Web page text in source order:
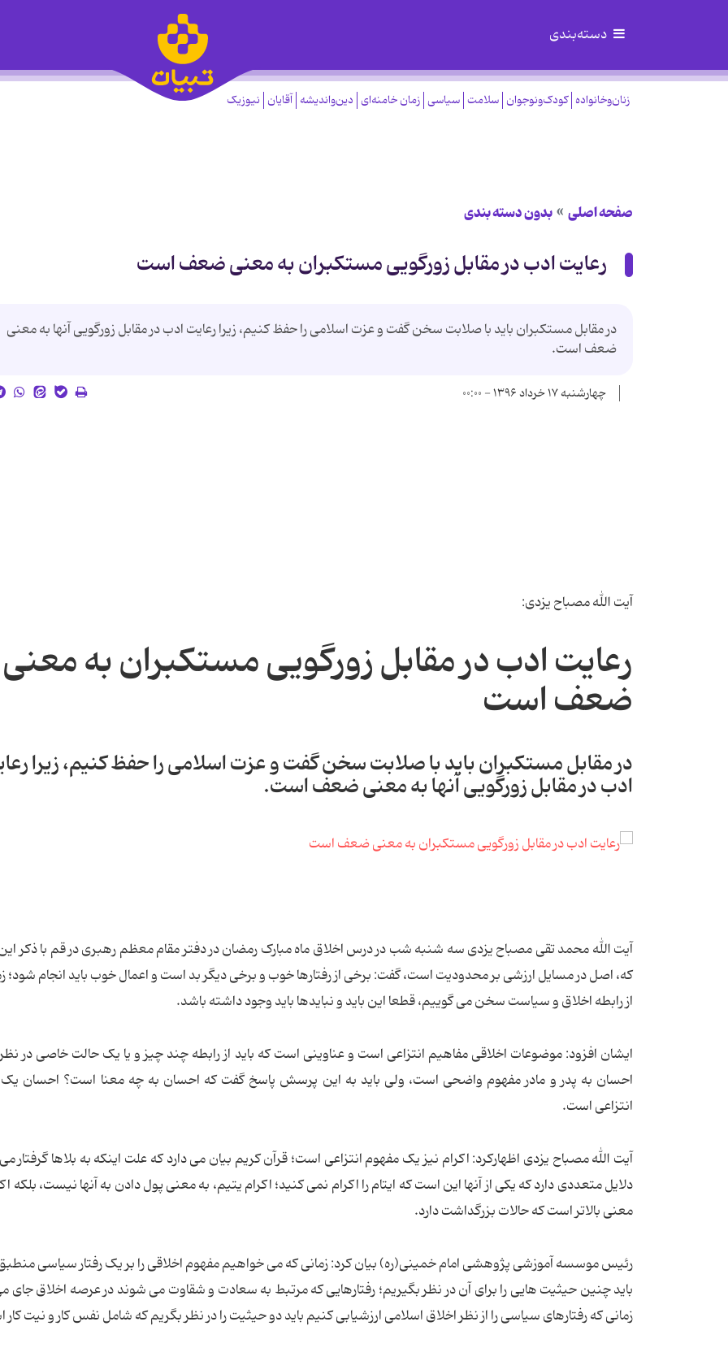
دسته‌بندی
زنان‌وخانواده کودک‌ونوجوان سلامت سیاسی زمان خامنه‌ای دین‌واندیشه آقایان نیوزیک
صفحه اصلی بدون دسته بندی
رعایت ادب در مقابل زورگویی مستکبران به معنی ضعف است
در مقابل مستکبران باید با صلابت سخن گفت و عزت اسلامی را حفظ کنیم، زیرا رعایت ادب در مقابل زورگویی آنها به معنی
ضعف است.
چهارشنبه ۱۷ خرداد ۱۳۹۶ - ۰۰:۰۰
آیت الله مصباح یزدی:
رعایت ادب در مقابل زورگویی مستکبران به معنی
ضعف است
در مقابل مستکبران باید با صلابت سخن گفت و عزت اسلامی را حفظ کنیم، زیرا
ادب در مقابل زورگویی آنها به معنی ضعف است.
آیت الله محمد تقی مصباح یزدی سه شنبه شب در درس اخلاق ماه مبارک رمضان در دفتر مقام معظم رهبری در قم با ذکر
که، اصل در مسایل ارزشی بر محدودیت است، گفت: برخی از رفتارها خوب و برخی دیگر بد است و اعمال خوب باید انجام شود؛
از رابطه اخلاق و سیاست سخن می گوییم، قطعا این باید و نبایدها باید وجود داشته باشد.
ایشان افزود: موضوعات اخلاقی مفاهیم انتزاعی است و عناوینی است که باید از رابطه چند چیز و یا یک حالت خاصی در
احسان به پدر و مادر مفهوم واضحی است، ولی باید به این پرسش پاسخ گفت که احسان به چه معنا است؟ احسان
انتزاعی است.
آیت الله مصباح یزدی اظهارکرد: اکرام نیز یک مفهوم انتزاعی است؛ قرآن کریم بیان می دارد که علت اینکه به بلاها گرفتار
دلایل متعددی دارد که یکی از آنها این است که ایتام را اکرام نمی کنید؛ اکرام یتیم، به معنی پول دادن به آنها نیست، بلکه
معنی بالاتر است که حالات بزرگداشت دارد.
رئیس موسسه آموزشی پژوهشی امام خمینی(ره) بیان کرد: زمانی که می خواهیم مفهوم اخلاقی را بر یک رفتار سیاسی
باید چنین حیثیت هایی را برای آن در نظر بگیریم؛ رفتارهایی که مرتبط به سعادت و شقاوت می شوند در عرصه اخلاق جای
زمانی که رفتارهای سیاسی را از نظر اخلاق اسلامی ارزشیابی کنیم باید دو حیثیت را در نظر بگریم که شامل نفس کار و نیت